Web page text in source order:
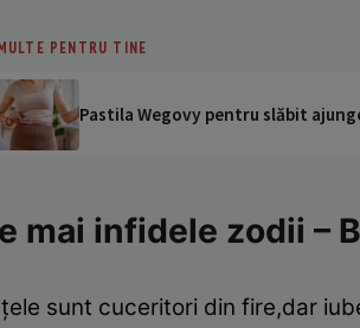
PENTRU TINE
Pastila Wegovy pentru slăbit
mai infidele zodii –
sunt cuceritori din fire,dar